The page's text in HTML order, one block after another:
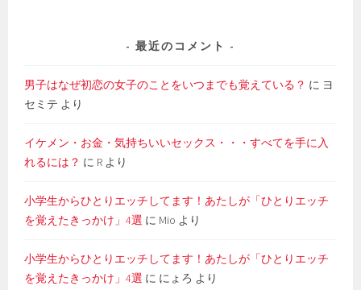
最近のコメント
男子はなぜ初恋の女子のことをいつまでも覚えている？ に ヨ
セミテ より
イケメン・お金・気持ちいいセックス・・・すべてを手に入
れるには？ に R より
小学生からひとりエッチしてます！あたしが「ひとりエッチ
を覚えたきっかけ」4選 に Mio より
小学生からひとりエッチしてます！あたしが「ひとりエッチ
を覚えたきっかけ」4選 に にょろ より